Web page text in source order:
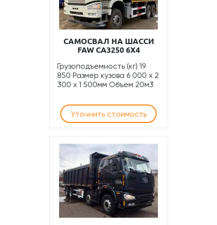
САМОСВАЛ НА ШАССИ
FAW CA3250 6Х4
Грузоподъемность (кг) 19
850 Размер кузова 6 000 x 2
300 x 1 500мм Объем 20м3
Уточнить стоимость